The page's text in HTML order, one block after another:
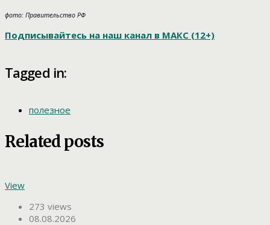
фото: Правительство РФ
Подписывайтесь на наш канал в МАКС (12+)
Tagged in:
полезное
Related posts
View
273 views
08.08.2026